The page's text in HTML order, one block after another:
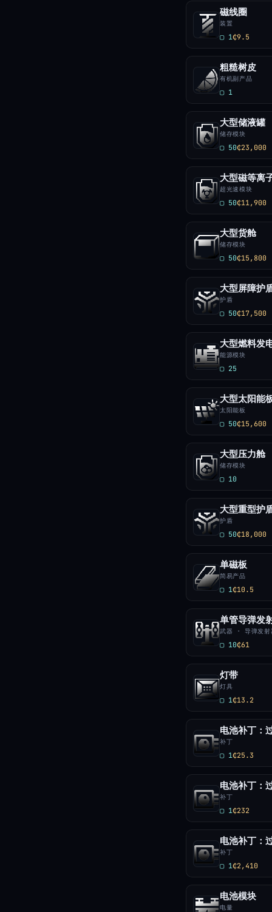
磁线圈
装置
▢ 1₵9.5
粗糙树皮
有机副产品
▢ 1
大型储液罐
储存模块
▢ 50₵23,000
大型磁等离
超光速模块
▢ 50₵11,900
大型货舱
储存模块
▢ 50₵15,800
大型屏障护
护盾
▢ 50₵17,500
大型燃料发
能源模块
▢ 25
大型太阳能
太阳能板
▢ 50₵15,600
大型压力舱
储存模块
▢ 10
大型重型护
护盾
▢ 50₵18,000
单磁板
简易产品
▢ 1₵10.5
单管导弹发
武器 · 导弹发射
▢ 10₵61
灯带
灯具
▢ 1₵13.2
电池补丁：
补丁
▢ 1₵25.3
电池补丁：
补丁
▢ 1₵232
电池补丁：
补丁
▢ 1₵2,410
电池模块
电量